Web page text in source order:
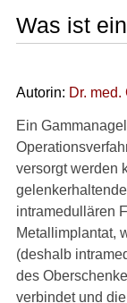
Was ist
Autorin: Dr. med.
Ein
versorgt werden
intramedullären
Metallimplantat,
(deshalb
des
verbindet und